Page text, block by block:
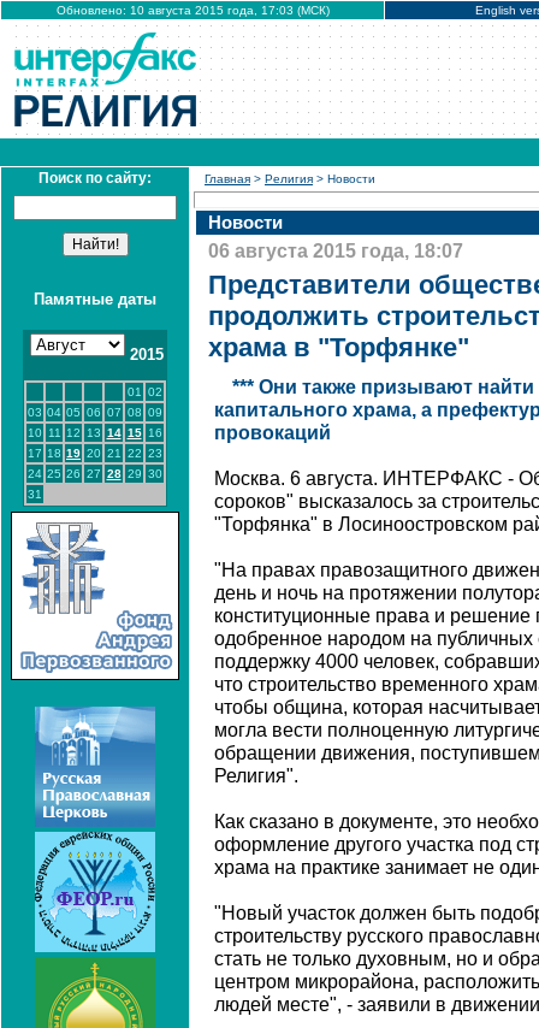
Обновлено: 10 августа 2015 года, 17:03 (МСК) English
Поиск по сайту:
Памятные даты
2015
01
02
03 04 05 06 07 08 09
10
11 12 13 14 15 16
17 18 19 20 21 22 23
24 25 26 27 28 29 30
31
Главная > Религия > Новости
Новости
06 августа 2015 года, 18:07
Представители
продолжить
храма в "Торфянке"
*** Они также призывают
капитального храма, а
провокаций
Москва. 6 августа. ИНТЕРФАКС -
сороков" высказалось за
"Торфянка" в Лосиноостровском
"На правах правозащитного
день и ночь на протяжении
конституционные права и решение
одобренное народом на публичных
поддержку 4000 человек,
что строительство временного
чтобы община, которая
могла вести полноценную
обращении движения,
Религия".
Как сказано в документе, это
оформление другого участка под
храма на практике занимает не
"Новый участок должен быть
строительству русского
стать не только духовным, но и
центром микрорайона,
людей месте", - заявили в